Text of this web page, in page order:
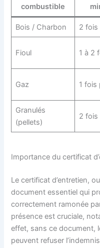
combustible
Bois / Charbon 2 fois
Fioul 1 à 2
Gaz 1 fois
Granulés
(pellets)
2 fois
Importance du certificat
Le certificat d’entretien,
document essentiel qui
correctement ramonée
présence est cruciale,
effet, sans ce document,
peuvent refuser